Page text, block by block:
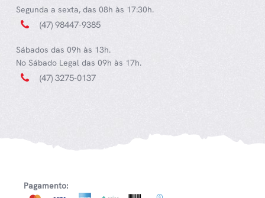
Segunda a sexta, das 08h às 17:30h.
(47) 98447-9385
Sábados das 09h às 13h.
No Sábado Legal das 09h às 17h.
(47) 3275-0137
Pagamento: